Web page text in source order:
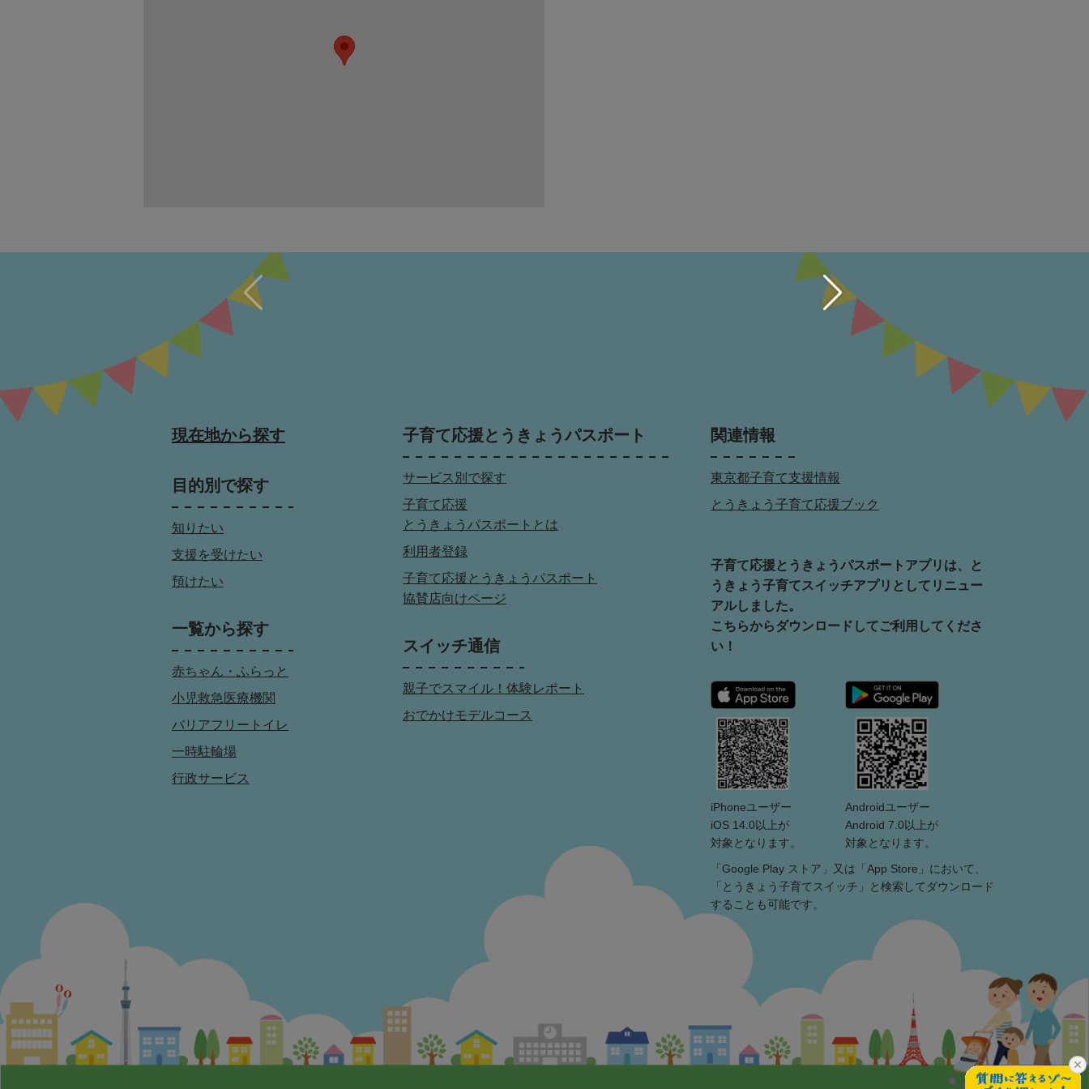
現在地から探す
目的別で探す
知りたい
支援を受けたい
預けたい
一覧から探す
赤ちゃん・ふらっと
小児救急医療機関
バリアフリートイレ
一時駐輪場
行政サービス
子育て応援とうきょうパスポート
サービス別で探す
子育て応援
とうきょうパスポートとは
利用者登録
子育て応援とうきょうパスポート
協賛店向けページ
スイッチ通信
親子でスマイル！体験レポート
おでかけモデルコース
関連情報
東京都子育て支援情報
とうきょう子育て応援ブック
子育て応援とうきょうパスポートアプリは、と
うきょう子育てスイッチアプリとしてリニュー
アルしました。
こちらからダウンロードしてご利用してくださ
い！
iPhoneユーザー
iOS 14.0以上が
対象となります。
Androidユーザー
Android 7.0以上が
対象となります。
「Google Play ストア」又は「App Store」において、
「とうきょう子育てスイッチ」と検索してダウンロード
することも可能です。